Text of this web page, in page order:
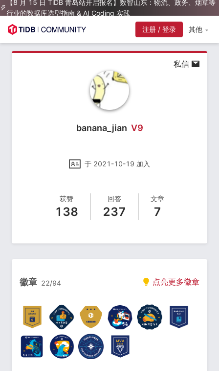
【8 月 15 日 TiDB 青岛站开启报名】数智山东：物流、政务、烟草等
行业的数据库选型指南 & AI Coding 实践
注册 / 登录
其他
私信
banana_jian V9
于 2021-10-19 加入
获赞
138
回答
237
文章
7
徽章 22/94 点亮更多徽章